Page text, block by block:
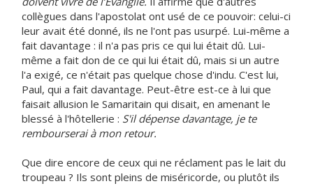
collègues dans l'apostolat ont usé de ce pouvoir: celui-ci
leur avait été donné, ils ne l'ont pas usurpé. Lui-même a
fait davantage : il n'a pas pris ce qui lui était dû. Lui-
même a fait don de ce qui lui était dû, mais si un autre
l'a exigé, ce n'était pas quelque chose d'indu. C'est lui,
Paul, qui a fait davantage. Peut-être est-ce à lui que
faisait allusion le Samaritain qui disait, en amenant le
blessé à l'hôtellerie : S'il dépense davantage, je te
rembourserai à mon retour.
Que dire encore de ceux qui ne réclament pas le lait du
troupeau ? Ils sont pleins de miséricorde, ou plutôt ils